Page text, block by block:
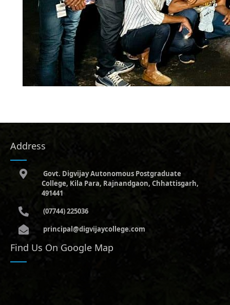
Address
Govt. Digvijay Autonomous Postgraduate
College, Kila Para, Rajnandgaon, Chhattisgarh,
491441
(07744) 225036
principal@digvijaycollege.com
Find Us On Google Map